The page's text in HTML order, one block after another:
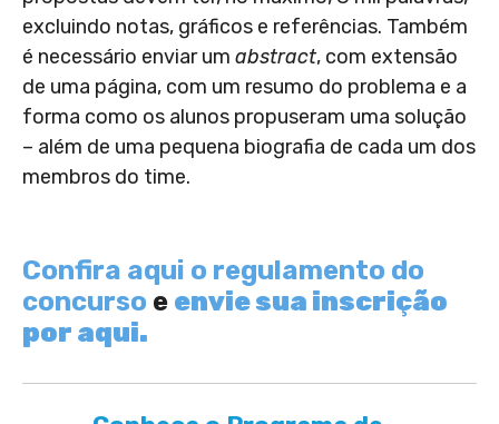
excluindo notas, gráficos e referências. Também
é necessário enviar um abstract, com extensão
de uma página, com um resumo do problema e a
forma como os alunos propuseram uma solução
– além de uma pequena biografia de cada um dos
membros do time.
Confira aqui o regulamento do
concurso e envie sua inscrição
por aqui.